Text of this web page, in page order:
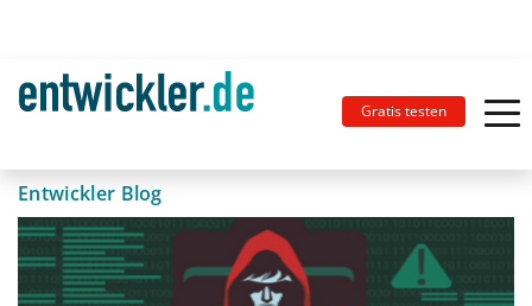
Gratis testen
Entwickler Blog